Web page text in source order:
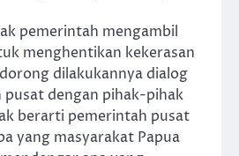
pemerintah mengambil
menghentikan kekerasan
dilakukannya dialog
dengan pihak-pihak
berarti pemerintah pusat
yang masyarakat Papua